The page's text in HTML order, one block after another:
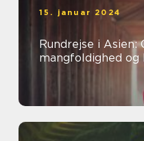
15. januar 2024
Rundrejse i Asien:
mangfoldighed og